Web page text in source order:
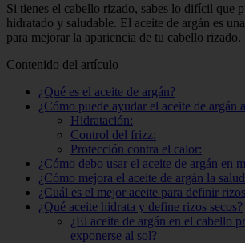
Si tienes el cabello rizado, sabes lo difícil que
hidratado y saludable. El aceite de argán es
para mejorar la apariencia de tu cabello rizado.
Contenido del artículo
¿Qué es el aceite de argán?
¿Cómo puede ayudar el aceite de argán
Hidratación:
Control del frizz:
Protección contra el calor:
¿Cómo debo usar el aceite de argán en
¿Cómo mejora el aceite de argán la
¿Cuál es el mejor aceite para definir
¿Qué aceite hidrata y define rizos secos?
¿El aceite de argán en el cabello
exponerse al sol?